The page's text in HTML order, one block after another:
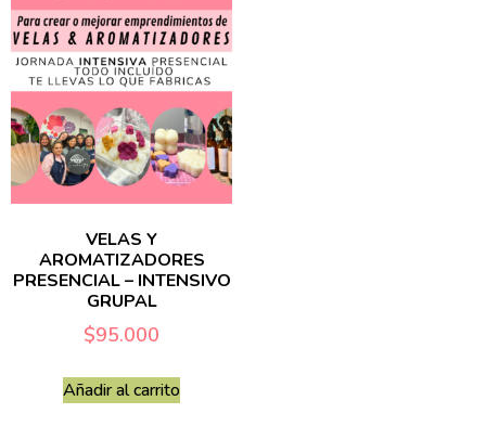
VELAS Y
AROMATIZADORES
PRESENCIAL – INTENSIVO
GRUPAL
$95.000
Añadir al carrito